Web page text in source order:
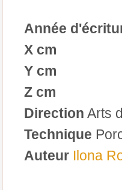
Année
X cm
Y cm
Z cm
Direction Arts
Technique
Auteur Ilona